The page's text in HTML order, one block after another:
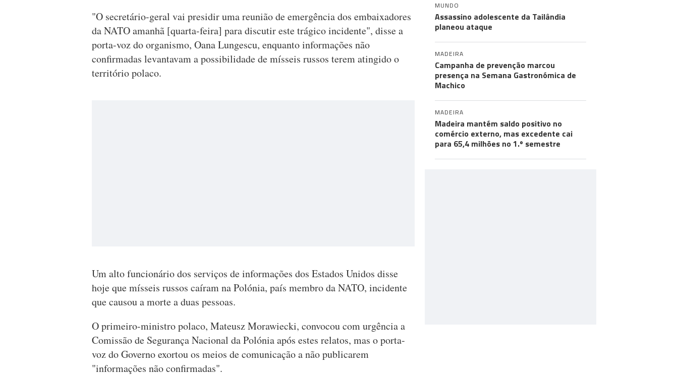
"O secretário-geral vai presidir uma reunião de emergência dos embaixadores
da NATO amanhã [quarta-feira] para discutir este trágico incidente", disse a
porta-voz do organismo, Oana Lungescu, enquanto informações não
confirmadas levantavam a possibilidade de mísseis russos terem atingido o
território polaco.
Um alto funcionário dos serviços de informações dos Estados Unidos disse
hoje que mísseis russos caíram na Polónia, país membro da NATO, incidente
que causou a morte a duas pessoas.
O primeiro-ministro polaco, Mateusz Morawiecki, convocou com urgência a
Comissão de Segurança Nacional da Polónia após estes relatos, mas o porta-
voz do Governo exortou os meios de comunicação a não publicarem
"informações não confirmadas".
MUNDO
Assassino adolescente da Tailândia
planeou ataque
MADEIRA
Campanha de prevenção marcou
presença na Semana Gastronómica de
Machico
MADEIRA
Madeira mantém saldo positivo no
comércio externo, mas excedente cai
para 65,4 milhões no 1.º semestre